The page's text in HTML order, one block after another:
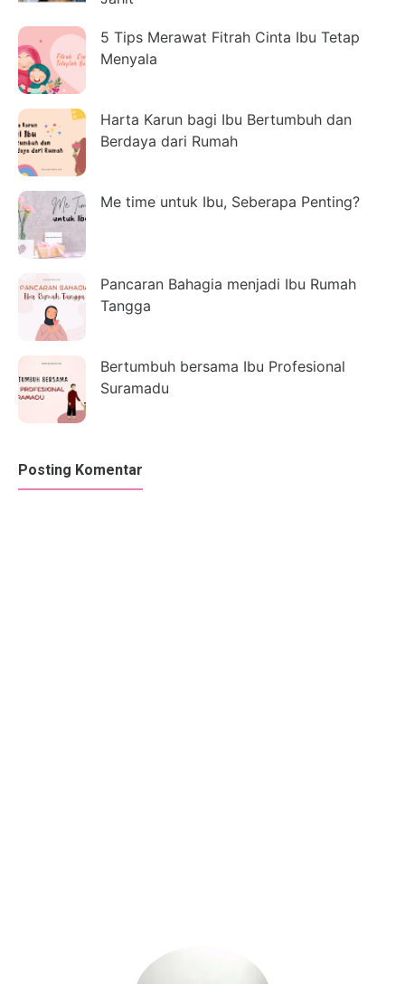
5 Tips Merawat Fitrah Cinta Ibu Tetap
Menyala
Harta Karun bagi Ibu Bertumbuh dan
Berdaya dari Rumah
Me time untuk Ibu, Seberapa Penting?
Pancaran Bahagia menjadi Ibu Rumah
Tangga
Bertumbuh bersama Ibu Profesional
Suramadu
Posting Komentar